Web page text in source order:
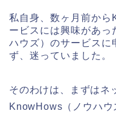
私自身、数ヶ月前か
ービスには興味があ
ハウズ）のサービスに
ず、迷っていました。
そのわけは、まずはネ
KnowHows（ノウハウ